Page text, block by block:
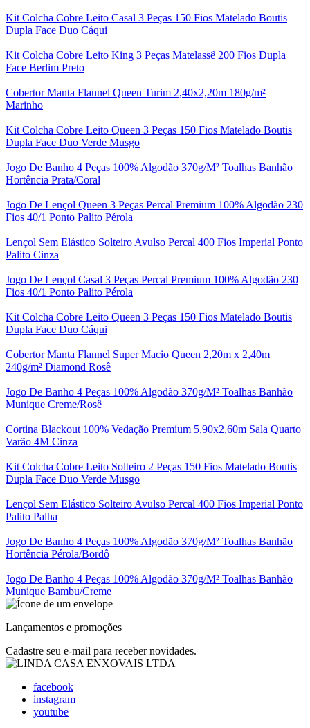
Kit Colcha Cobre Leito Casal 3 Peças 150 Fios Matelado Boutis
Dupla Face Duo Cáqui
Kit Colcha Cobre Leito King 3 Peças Matelassê 200 Fios Dupla
Face Berlim Preto
Cobertor Manta Flannel Queen Turim 2,40x2,20m 180g/m²
Marinho
Kit Colcha Cobre Leito Queen 3 Peças 150 Fios Matelado Boutis
Dupla Face Duo Verde Musgo
Jogo De Banho 4 Peças 100% Algodão 370g/M² Toalhas Banhão
Hortência Prata/Coral
Jogo De Lençol Queen 3 Peças Percal Premium 100% Algodão 230
Fios 40/1 Ponto Palito Pérola
Lençol Sem Elástico Solteiro Avulso Percal 400 Fios Imperial Ponto
Palito Cinza
Jogo De Lençol Casal 3 Peças Percal Premium 100% Algodão 230
Fios 40/1 Ponto Palito Pérola
Kit Colcha Cobre Leito Queen 3 Peças 150 Fios Matelado Boutis
Dupla Face Duo Cáqui
Cobertor Manta Flannel Super Macio Queen 2,20m x 2,40m
240g/m² Diamond Rosê
Jogo De Banho 4 Peças 100% Algodão 370g/M² Toalhas Banhão
Munique Creme/Rosê
Cortina Blackout 100% Vedação Premium 5,90x2,60m Sala Quarto
Varão 4M Cinza
Kit Colcha Cobre Leito Solteiro 2 Peças 150 Fios Matelado Boutis
Dupla Face Duo Verde Musgo
Lençol Sem Elástico Solteiro Avulso Percal 400 Fios Imperial Ponto
Palito Palha
Jogo De Banho 4 Peças 100% Algodão 370g/M² Toalhas Banhão
Hortência Pérola/Bordô
Jogo De Banho 4 Peças 100% Algodão 370g/M² Toalhas Banhão
Munique Bambu/Creme
Lançamentos e promoções
Cadastre seu e-mail para receber novidades.
facebook
instagram
youtube